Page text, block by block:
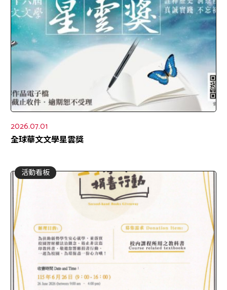
2026.07.01
全球華文文學星雲獎
活動看板